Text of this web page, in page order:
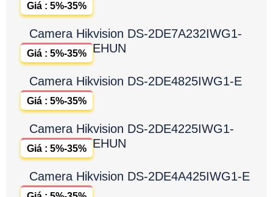
Giá : 5%-35%
Camera Hikvision DS-2DE7A232IWG1-
EHUN
Giá : 5%-35%
Camera Hikvision DS-2DE4825IWG1-E
Giá : 5%-35%
Camera Hikvision DS-2DE4225IWG1-
EHUN
Giá : 5%-35%
Camera Hikvision DS-2DE4A425IWG1-E